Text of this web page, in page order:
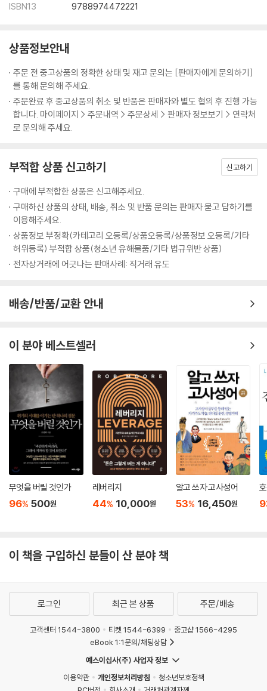
ISBN13
9788974472221
상품정보안내
주문 전 중고상품의 정확한 상태 및 재고 문의는 [판매자에게 문의하기]
를 통해 문의해 주세요.
주문완료 후 중고상품의 취소 및 반품은 판매자와 별도 협의 후 진행 가능
합니다. 마이페이지 > 주문내역 > 주문상세 > 판매자 정보보기 > 연락처
로 문의해 주세요.
부적합 상품 신고하기 신고하기
구매에 부적합한 상품은 신고해주세요.
구매하신 상품의 상태, 배송, 취소 및 반품 문의는 판매자 묻고 답하기를
이용해주세요.
상품정보 부정확(카테고리 오등록/상품오등록/상품정보 오등록/기타
허위등록) 부적합 상품(청소년 유해물품/기타 법규위반 상품)
전자상거래에 어긋나는 판매사례: 직거래 유도
배송/반품/교환 안내
이 분야 베스트셀러
무엇을 버릴 것인가
96% 500원
레버리지
44% 10,000원
알고 쓰자 고사성어
53% 16,450원
이 책을 구입하신 분들이 산 분야 책
로그인 최근 본 상품 주문/배송
고객센터 1544-3800 티켓 1544-6399
중고샵 1566-4295
eBook 1:1문의/채팅상담
예스이십사(주) 사업자 정보
이용약관
개인정보처리방침
청소년보호정책